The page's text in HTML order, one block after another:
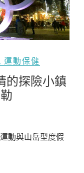
, 運動保健
的探險小鎮
動與山岳型度假